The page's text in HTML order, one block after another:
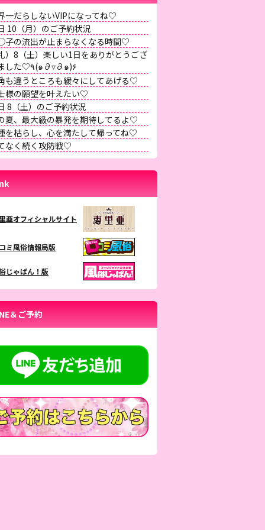
一だらしないVIPになってね♡
10（月）のご予約状況
子の流出が止まらなくなる時間♡
）8（土）楽しい1日をありがとうござ
いました♡٩(๑∂▿∂๑)۶
も違うところも緩々にしてあげる♡
様の願望を叶えたい♡
8（土）のご予約状況
夏、最大級の暴発を期待してるよ♡
を枯らし、心を満たして帰ってね♡
なく続く攻防戦♡
亜オフィシャルサイト
ミ風俗情報局版
じゃぱん！版
＆ご予約